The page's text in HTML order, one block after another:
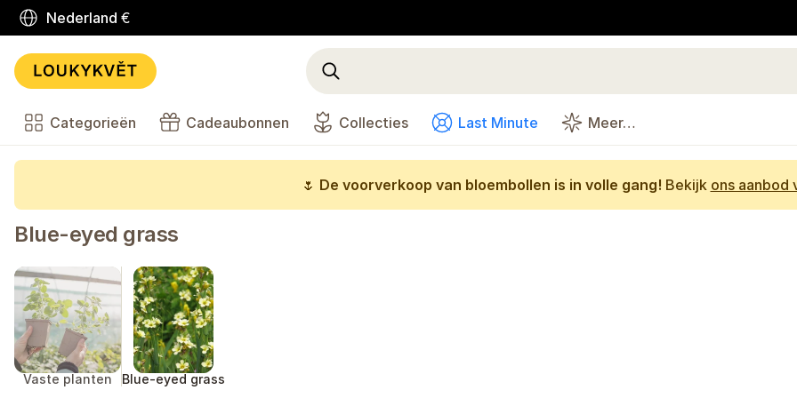
Nederland €
Categorieën Cadeaubonnen Collecties Last Minute Meer…
🌷 De voorverkoop van bloembollen is in volle gang! Bekijk ons aanbod
Blue-eyed grass
Vaste planten Blue-eyed grass